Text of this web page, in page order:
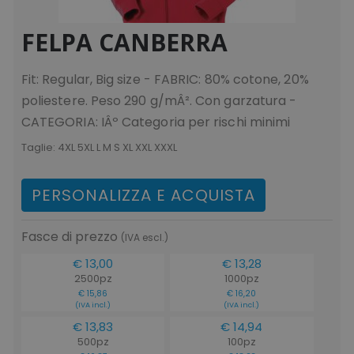
FELPA CANBERRA
Fit: Regular, Big size - FABRIC: 80% cotone, 20%
poliestere. Peso 290 g/mÂ². Con garzatura -
CATEGORIA: IÂº Categoria per rischi minimi
Taglie: 4XL 5XL L M S XL XXL XXXL
PERSONALIZZA E ACQUISTA
Fasce di prezzo (IVA escl.)
€ 13,00
2500pz
€ 15,86
(IVA incl.)
€ 13,28
1000pz
€ 16,20
(IVA incl.)
€ 13,83
500pz
€ 14,94
100pz
_gid
Google LLC
IDE
Google LLC
ls_recently_viewed_product_previous
ls_recently_compared_product
form_key